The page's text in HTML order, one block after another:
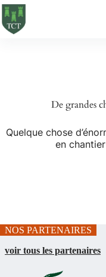
Passer
au
contenu
De grandes
Quelque chose
en
NOS PARTENAIRES
voir tous les partenaires